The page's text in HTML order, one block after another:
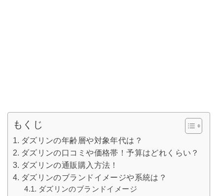
もくじ
ダズリンの年齢層や対象年代は？
ダズリンの口コミや価格帯！予算はどれくらい？
ダズリンの通販購入方法！
ダズリンのブランドイメージや系統は？
ダズリンのブランドイメージ